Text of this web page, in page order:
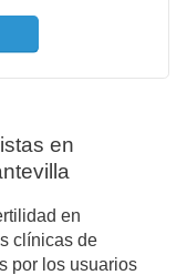
en
en
clínicas de
por los usuarios